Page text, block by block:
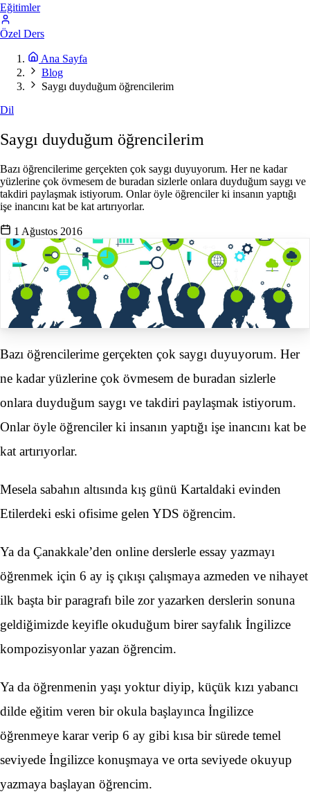
Eğitimler
Özel Ders
Ana Sayfa
Blog
Saygı duyduğum öğrencilerim
Dil
Saygı duyduğum öğrencilerim
Bazı öğrencilerime gerçekten çok saygı duyuyorum. Her ne kadar
yüzlerine çok övmesem de buradan sizlerle onlara duyduğum saygı ve
takdiri paylaşmak istiyorum. Onlar öyle öğrenciler ki insanın yaptığı
işe inancını kat be kat artırıyorlar.
1 Ağustos 2016
Bazı öğrencilerime gerçekten çok saygı duyuyorum. Her
ne kadar yüzlerine çok övmesem de buradan sizlerle
onlara duyduğum saygı ve takdiri paylaşmak istiyorum.
Onlar öyle öğrenciler ki insanın yaptığı işe inancını kat be
kat artırıyorlar.
Mesela sabahın altısında kış günü Kartaldaki evinden
Etilerdeki eski ofisime gelen YDS öğrencim.
Ya da Çanakkale’den online derslerle essay yazmayı
öğrenmek için 6 ay iş çıkışı çalışmaya azmeden ve nihayet
ilk başta bir paragrafı bile zor yazarken derslerin sonuna
geldiğimizde keyifle okuduğum birer sayfalık İngilizce
kompozisyonlar yazan öğrencim.
Ya da öğrenmenin yaşı yoktur diyip, küçük kızı yabancı
dilde eğitim veren bir okula başlayınca İngilizce
öğrenmeye karar verip 6 ay gibi kısa bir sürede temel
seviyede İngilizce konuşmaya ve orta seviyede okuyup
yazmaya başlayan öğrencim.